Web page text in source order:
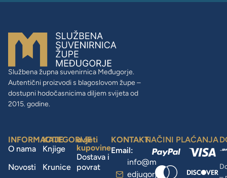
Službena župna suvenirnica Međugorje.
Autentični proizvodi s blagoslovom župe –
dostupni hodočasnicima diljem svijeta od
2015. godine.
INFORMACIJE
O nama
Novosti
KATEGORIJE
Knjige
Krunice
uvjeti
kupovine
Dostava i
povrat
KONTAKT
Email:
info@m
edjugorj
NAČINI PLAĆANJA